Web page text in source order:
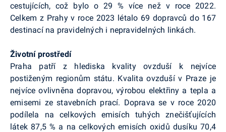
cestujících, což bylo o 29 % více než v roce 2022.
Celkem z Prahy v roce 2023 létalo 69 dopravců do 167
destinací na pravidelných i nepravidelných linkách.
Životní prostředí
Praha patří z hlediska kvality ovzduší k nejvíce
postiženým regionům státu. Kvalita ovzduší v Praze je
nejvíce ovlivněna dopravou, výrobou elektřiny a tepla a
emisemi ze stavebních prací. Doprava se v roce 2020
podílela na celkových emisích tuhých znečišťujících
látek 87,5 % a na celkových emisích oxidů dusíku 70,4